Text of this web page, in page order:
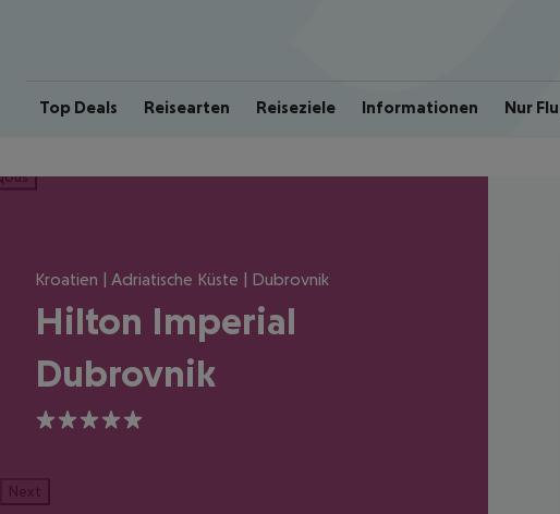
Top Deals Reisearten Reiseziele Informationen Nur
Kroatien | Adriatische Küste | Dubrovnik
Hilton Imperial
Dubrovnik
5
Next